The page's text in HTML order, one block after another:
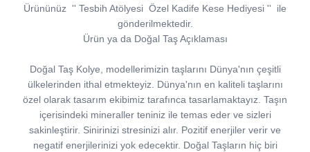
Ürününüz '' Tesbih Atölyesi Özel Kadife Kese Hediyesi ''
ile
gönderilmektedir.
Ürün ya da Doğal Taş Açıklaması
Doğal Taş Kolye, modellerimizin taşlarını Dünya'nın çeşitli
ülkelerinden ithal etmekteyiz. Dünya'nın en kaliteli taşlarını
özel olarak tasarım ekibimiz tarafınca tasarlamaktayız. Taşın
içerisindeki mineraller teniniz ile temas eder ve sizleri
sakinleştirir. Sinirinizi stresinizi alır. Pozitif enerjiler verir ve
negatif enerjilerinizi yok edecektir. Doğal Taşların hiç biri